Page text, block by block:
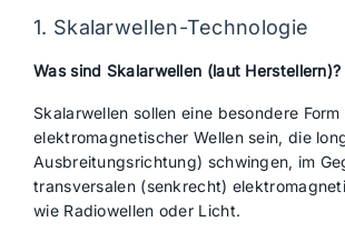
1. Skalarwellen-Technologie
Was sind Skalarwellen (laut Herstellern)?
Skalarwellen sollen eine besondere Form
elektromagnetischer Wellen sein, die
Ausbreitungsrichtung) schwingen, im
transversalen (senkrecht)
wie Radiowellen oder Licht.